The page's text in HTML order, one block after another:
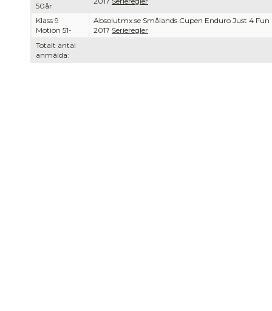
Totalt antal
anmälda:
50år
Klass 9
Motion 51-
Absolutmx.se Smålands Cupen Enduro Just 4 Fun
2017 Serieregler